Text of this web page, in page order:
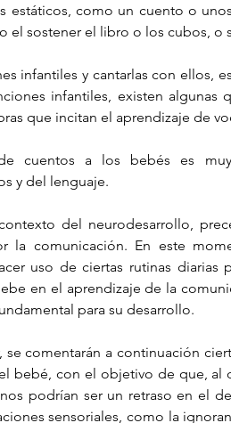
estáticos, como un cuento o
el sostener el libro o los cubos, o
infantiles y cantarlas con ellos,
infantiles, existen
que incitan el aprendizaje de
cuentos a los bebés es
y del lenguaje.
del neurodesarrollo,
la comunicación. En este
uso de ciertas rutinas
en el aprendizaje de la
para su desarrollo.
se comentarán a continuación
bebé, con el objetivo de que, al
podrían ser un retraso en el
sensoriales, como la